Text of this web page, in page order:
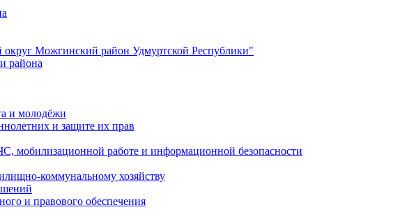
Можгинский район Удмуртской Республики"
района
и молодёжи
и защите их прав
мобилизационной работе и информационной безопасности
коммунальному хозяйству
и правового обеспечения